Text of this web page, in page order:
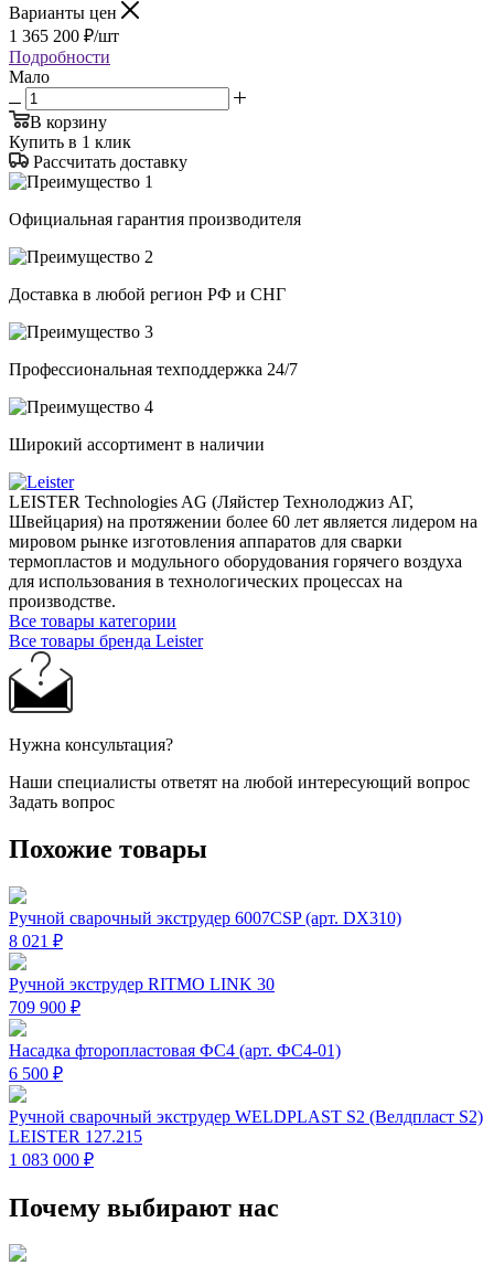
Варианты цен
1 365 200 ₽/шт
Подробности
Мало
В корзину
Купить в 1 клик
Рассчитать доставку
Официальная гарантия производителя
Доставка в любой регион РФ и СНГ
Профессиональная техподдержка 24/7
Широкий ассортимент в наличии
LEISTER Technologies AG (Ляйстер Технолоджиз АГ,
Швейцария) на протяжении более 60 лет является лидером на
мировом рынке изготовления аппаратов для сварки
термопластов и модульного оборудования горячего воздуха
для использования в технологических процессах на
производстве.
Все товары категории
Все товары бренда Leister
Нужна консультация?
Наши специалисты ответят на любой интересующий вопрос
Задать вопрос
Похожие товары
Ручной сварочный экструдер 6007CSP (арт. DX310)
8 021 ₽
Ручной экструдер RITMO LINK 30
709 900 ₽
Насадка фторопластовая ФС4 (арт. ФС4-01)
6 500 ₽
Ручной сварочный экструдер WELDPLAST S2 (Велдпласт S2)
LEISTER 127.215
1 083 000 ₽
Почему выбирают нас